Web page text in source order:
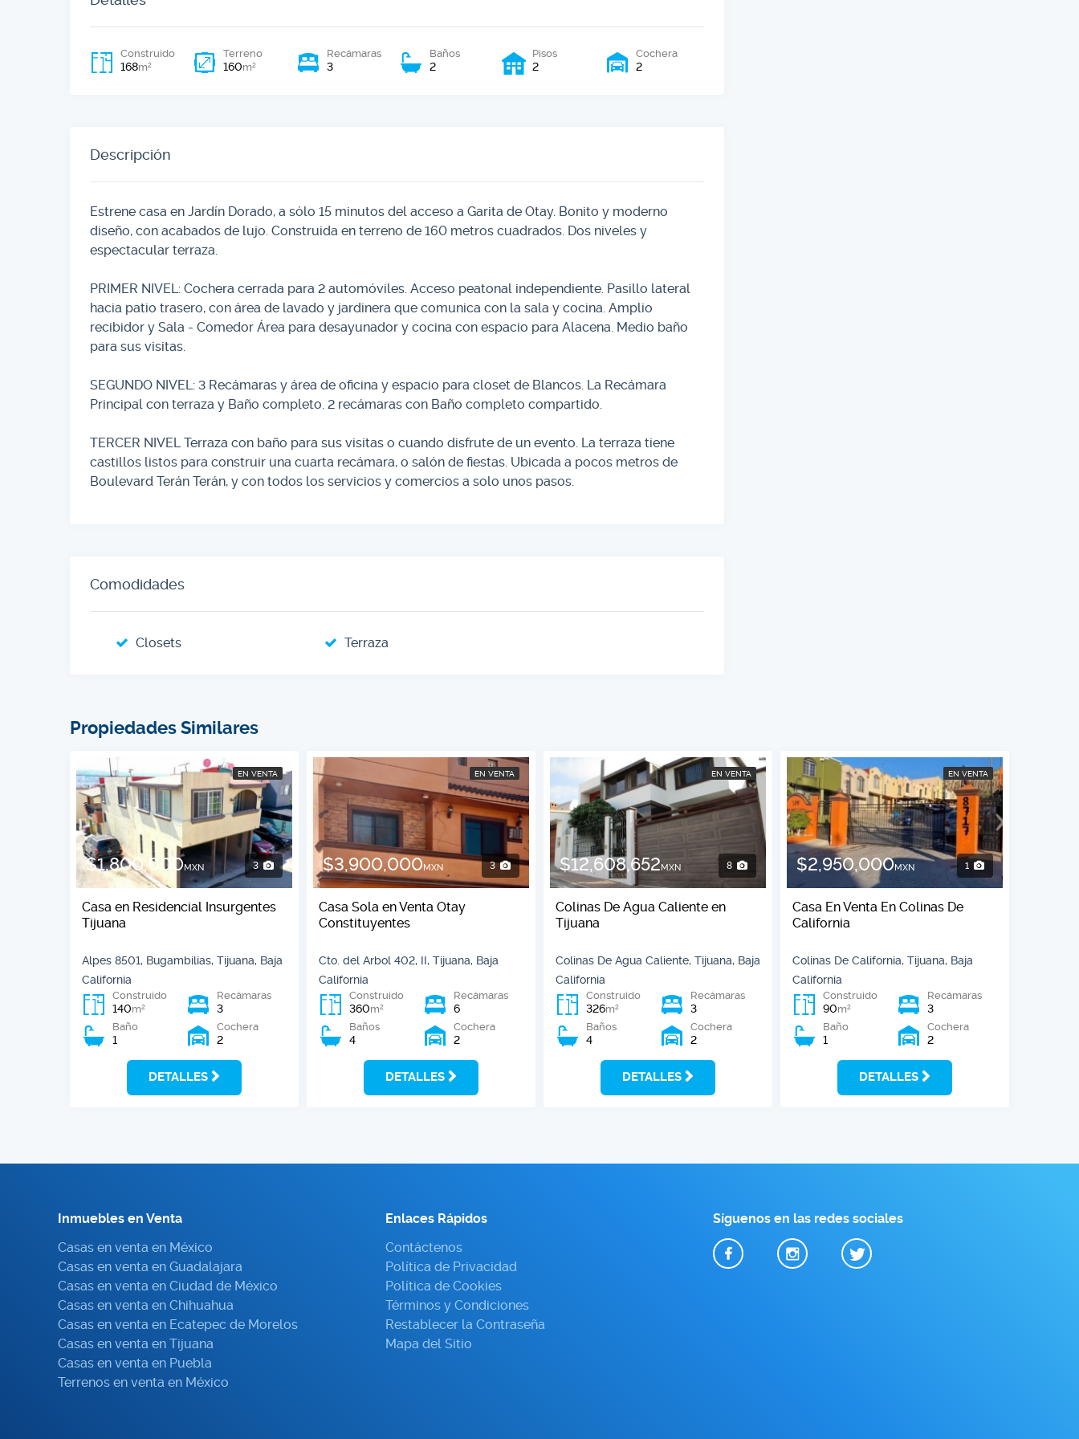
Construido
168m2
Terreno
160m2
Recámaras
3
Baños
2
Pisos
2
Cochera
2
Descripción
Estrene casa en Jardín Dorado, a sólo 15 minutos del acceso a Garita de Otay. Bonito y moderno
diseño, con acabados de lujo. Construida en terreno de 160 metros cuadrados. Dos niveles y
espectacular terraza.
PRIMER NIVEL: Cochera cerrada para 2 automóviles. Acceso peatonal independiente. Pasillo lateral
hacia patio trasero, con área de lavado y jardinera que comunica con la sala y cocina. Amplio
recibidor y Sala - Comedor Área para desayunador y cocina con espacio para Alacena. Medio baño
para sus visitas.
SEGUNDO NIVEL: 3 Recámaras y área de oficina y espacio para closet de Blancos. La Recámara
Principal con terraza y Baño completo. 2 recámaras con Baño completo compartido.
TERCER NIVEL Terraza con baño para sus visitas o cuando disfrute de un evento. La terraza tiene
castillos listos para construir una cuarta recámara, o salón de fiestas. Ubicada a pocos metros de
Boulevard Terán Terán, y con todos los servicios y comercios a solo unos pasos.
Comodidades
Closets Terraza
Propiedades Similares
EN VENTA
$1,800,000MXN 3
Casa en Residencial Insurgentes
Tijuana
Alpes 8501, Bugambilias, Tijuana, Baja
California
Construido
140m2
Recámaras
3
Baño
1
Cochera
2
DETALLES
EN VENTA
$3,900,000 MXN 3
Casa Sola en Venta Otay
Constituyentes
Cto. del Arbol 402, II, Tijuana, Baja
California
Construido
360m2
Recámaras
6
Baños
4
Cochera
2
DETALLES
EN VENTA
$12,608,652 MXN 8
Colinas De Agua Caliente en
Tijuana
Colinas De Agua Caliente, Tijuana, Baja
California
Construido
326m2
Recámaras
3
Baños
4
Cochera
2
DETALLES
EN VENTA
$2,950,000MXN 1
Casa En Venta En Colinas De
California
Colinas De California, Tijuana, Baja
California
Construido
90m2
Recámaras
3
Baño
1
Cochera
2
DETALLES
Inmuebles en Venta
Casas en venta en México
Casas en venta en Guadalajara
Casas en venta en Ciudad de México
Casas en venta en Chihuahua
Casas en venta en Ecatepec de Morelos
Casas en venta en Tijuana
Casas en venta en Puebla
Terrenos en venta en México
Enlaces Rápidos
Contáctenos
Política de Privacidad
Política de Cookies
Términos y Condiciones
Restablecer la Contraseña
Mapa del Sitio
Síguenos en las redes sociales